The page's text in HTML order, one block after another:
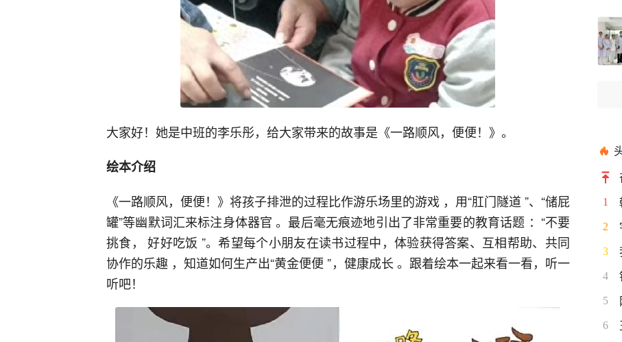
大家好！她是中班的李乐彤，给大家带来的故事是《一路顺风，便便！》。
绘本介绍
《一路顺风，便便！》将孩子排泄的过程比作游乐场里的游戏 ，用“肛门隧道 ”、“储屁
罐”等幽默词汇来标注身体器官 。最后毫无痕迹地引出了非常重要的教育话题 ：“不要
挑食， 好好吃饭 ”。希望每个小朋友在读书过程中，体验获得答案、互相帮助、共同
协作的乐趣 ，知道如何生产出“黄金便便 ”，健康成长 。跟着绘本一起来看一看，听一
听吧！
1
2
3
4
5
6